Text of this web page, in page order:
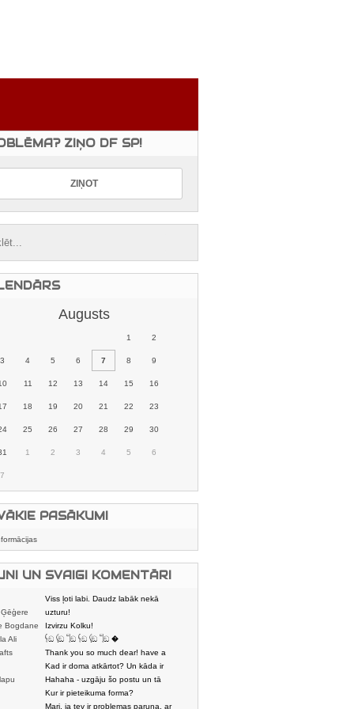
ZIŅO DF SP!
Augusts
1 2
3 4 5 6 7 8 9
11 12 13 14 15 16
18 19 20 21 22 23
25 26 27 28 29 30
1 2 3 4 5 6
7
PASĀKUMI
UN SVAIGI KOMENTĀRI
Viss ļoti labi. Daudz labāk nekā
karstmaizīšu
uzturu!
Bogdane
Izvirzu Kolku!
Ali
𓌜ඞ 𓌱ඞ 𓌏ඞ 𓌜ඞ 𓌱ඞ 𓌏ඞ �
Thank you so much dear! have a
nice day
Kad ir doma atkārtot? Un kāda ir
aptuvenā dalī
Hahaha - uzgāju šo postu un tā
sasmējos. Četr
Kur ir pieteikuma forma?
Mari, ja tev ir problemas paruna, ar